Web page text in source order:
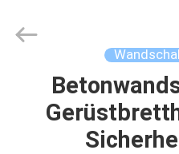
HAUS
PRODUKTE
2025
HORIZON